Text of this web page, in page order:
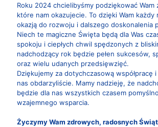
Roku 2024 chcielibyśmy podziękować Wam
które nam okazujecie. To dzięki Wam każdy
okazją do rozwoju i dalszego doskonalenia
Niech te magiczne Święta będą dla Was
spokoju i ciepłych chwil spędzonych z
nadchodzący rok będzie pełen sukcesów,
oraz wielu udanych przedsięwzięć.
Dziękujemy za dotychczasową współpracę
nas obdarzyliście. Mamy nadzieję, że
będzie dla nas wszystkich czasem
wzajemnego wsparcia.
Życzymy Wam zdrowych, radosnych